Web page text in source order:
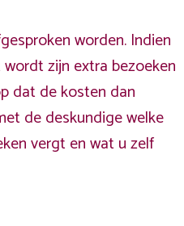
worden. Indien
zijn extra bezoeken
dat de kosten dan
de deskundige welke
vergt en wat u zelf